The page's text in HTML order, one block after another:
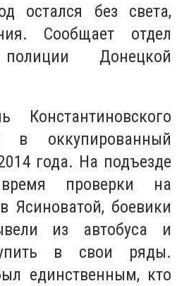
остался без света,
Сообщает отдел
Донецкой
Константиновского
в оккупированный
года. На подъезде
проверки на
Ясиноватой, боевики
из автобуса и
в свои ряды.
единственным, кто